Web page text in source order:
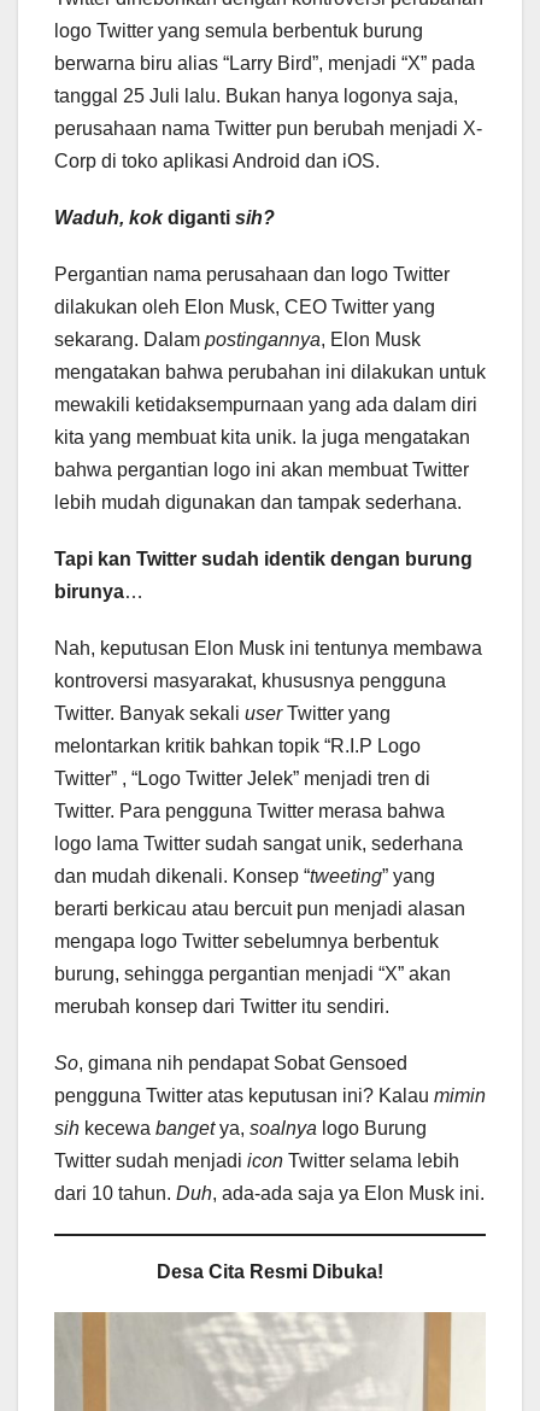
logo Twitter yang semula berbentuk burung
berwarna biru alias “Larry Bird”, menjadi “X” pada
tanggal 25 Juli lalu. Bukan hanya logonya saja,
perusahaan nama Twitter pun berubah menjadi X-
Corp di toko aplikasi Android dan iOS.
Waduh, kokdiganti sih?
Pergantian nama perusahaan dan logo Twitter
dilakukan oleh Elon Musk, CEO Twitter yang
sekarang. Dalam postingannya, Elon Musk
mengatakan bahwa perubahan ini dilakukan untuk
mewakili ketidaksempurnaan yang ada dalam diri
kita yang membuat kita unik. Ia juga mengatakan
bahwa pergantian logo ini akan membuat Twitter
lebih mudah digunakan dan tampak sederhana.
Tapi kan Twitter sudah identik dengan burung
birunya…
Nah, keputusan Elon Musk ini tentunya membawa
kontroversi masyarakat, khususnya pengguna
Twitter. Banyak sekali userTwitter yang
melontarkan kritik bahkan topik “R.I.P Logo
Twitter” , “Logo Twitter Jelek” menjadi tren di
Twitter. Para pengguna Twitter merasa bahwa
logo lama Twitter sudah sangat unik, sederhana
dan mudah dikenali. Konsep “tweeting” yang
berarti berkicau atau bercuit pun menjadi alasan
mengapa logo Twitter sebelumnya berbentuk
burung, sehingga pergantian menjadi “X” akan
merubah konsep dari Twitter itu sendiri.
So, gimana nih pendapat Sobat Gensoed
pengguna Twitter atas keputusan ini? Kalau mimin
sih kecewa bangetya, soalnya logo Burung
Twitter sudah menjadi icon Twitter selama lebih
dari 10 tahun. Duh, ada-ada saja ya Elon Musk ini.
Desa Cita Resmi Dibuka!